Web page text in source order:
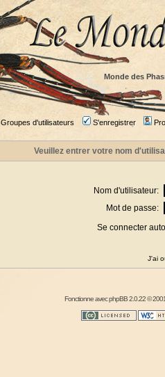
Monde des
Groupes d'utilisateurs S'enregistrer
Veuillez entrer votre nom
Nom d'utilisateur:
Mot de passe:
Se connecter
J'ai
Fonctionne avecphpBB2.0.22 ©